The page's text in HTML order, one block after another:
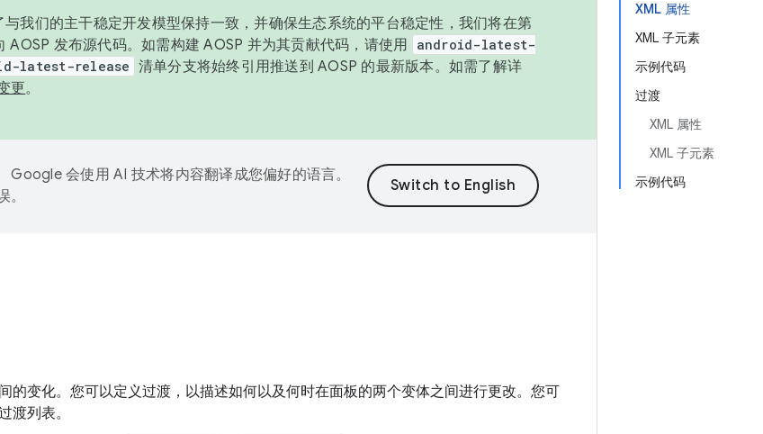
XML 属性
XML 子元素
示例代码
过渡
XML 属性
XML 子元素
示例代码
我们的主干稳定开发模型保持一致，并确保生态系统的平台稳定性，我们将在第
AOSP 发布源代码。如需构建 AOSP 并为其贡献代码，请使用
android-latest-
latest-release 清单分支将始终引用推送到 AOSP 的最新版本。如需了解详
更。
Google 会使用 AI 技术将内容翻译成您偏好的语言。
的变化。您可以定义过渡，以描述如何以及何时在面板的两个变体之间进行更改。您可
渡列表。